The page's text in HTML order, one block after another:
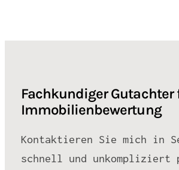
Fachkundiger Gutachter
Immobilienbewertung
Kontaktieren Sie mich in
schnell und unkompliziert